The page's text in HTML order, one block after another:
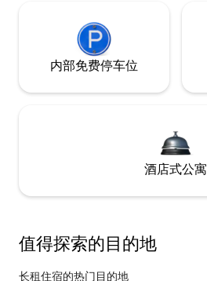
内部免费停车位
酒店式公寓
值得探索的目的地
长租住宿的热门目的地